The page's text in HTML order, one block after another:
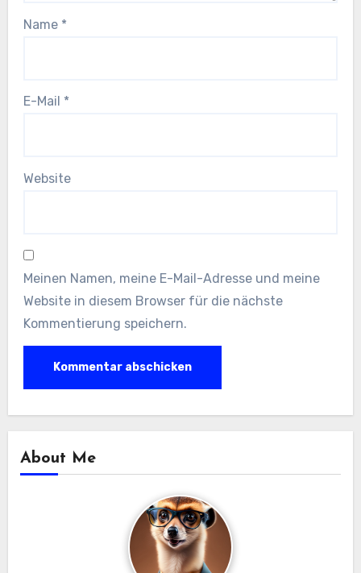
Name *
E-Mail *
Website
Meinen Namen, meine E-Mail-Adresse und meine
Website in diesem Browser für die nächste
Kommentierung speichern.
About Me